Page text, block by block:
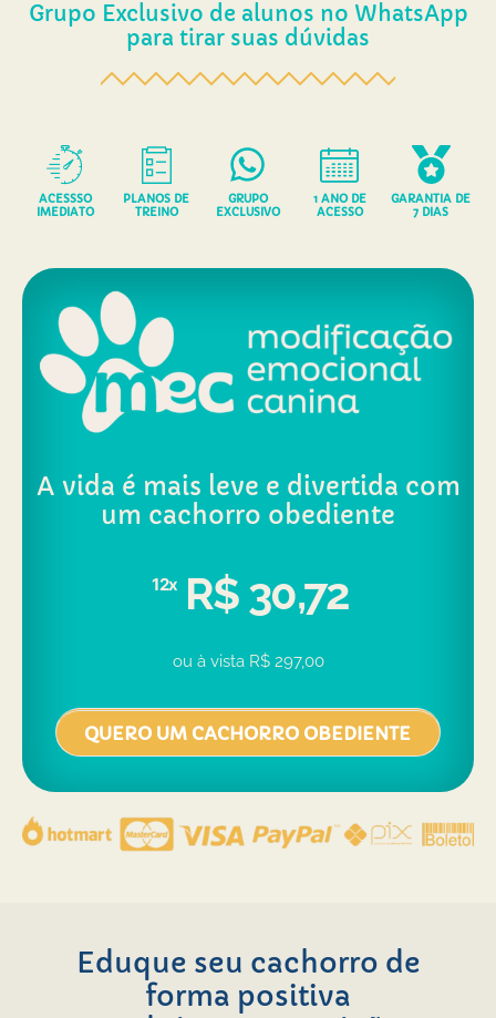
Grupo Exclusivo de alunos no WhatsApp
para tirar suas dúvidas
ACESSSO
IMEDIATO
PLANOS DE
TREINO
GRUPO
EXCLUSIVO
1 ANO DE
ACESSO
GARANTIA DE
7 DIAS
A vida é mais leve e divertida com
um cachorro obediente
12x R$ 30,72
ou à vista R$ 297,00
QUERO UM CACHORRO OBEDIENTE
Eduque seu cachorro de
forma positiva